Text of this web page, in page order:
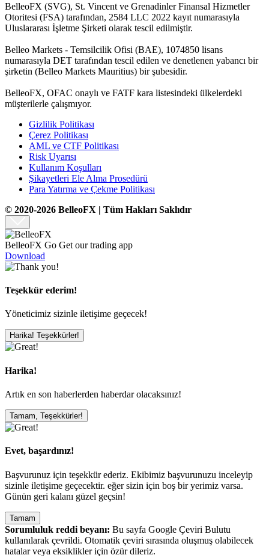
BelleoFX (SVG), St. Vincent ve Grenadinler Finansal Hizmetler
Otoritesi (FSA) tarafından, 2584 LLC 2022 kayıt numarasıyla
Uluslararası İşletme Şirketi olarak tescil edilmiştir.
Belleo Markets - Temsilcilik Ofisi (BAE), 1074850 lisans
numarasıyla DET tarafından tescil edilen ve denetlenen yabancı bir
şirketin (Belleo Markets Mauritius) bir şubesidir.
BelleoFX, OFAC onaylı ve FATF kara listesindeki ülkelerdeki
müşterilerle çalışmıyor.
Gizlilik Politikası
Çerez Politikası
AML ve CTF Politikası
Risk Uyarısı
Kullanım Koşulları
Şikayetleri Ele Alma Prosedürü
Para Yatırma ve Çekme Politikası
© 2020-2026 BelleoFX | Tüm Hakları Saklıdır
BelleoFX Go Get our trading app
Download
Teşekkür ederim!
Yöneticimiz sizinle iletişime geçecek!
Harika! Teşekkürler!
Harika!
Artık en son haberlerden haberdar olacaksınız!
Tamam, Teşekkürler!
Evet, başardınız!
Başvurunuz için teşekkür ederiz. Ekibimiz başvurunuzu inceleyip
sizinle iletişime geçecektir. eğer sizin için boş bir yerimiz varsa.
Günün geri kalanı güzel geçsin!
Tamam
Sorumluluk reddi beyanı: Bu sayfa Google Çeviri Bulutu
kullanılarak çevrildi. Otomatik çeviri sırasında oluşmuş olabilecek
hatalar veya eksiklikler için özür dileriz.